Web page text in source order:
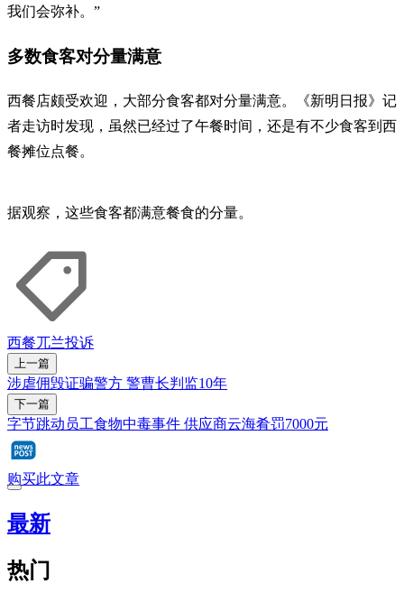
我们会弥补。”
多数食客对分量满意
西餐店颇受欢迎，大部分食客都对分量满意。《新明日报》记
者走访时发现，虽然已经过了午餐时间，还是有不少食客到西
餐摊位点餐。
据观察，这些食客都满意餐食的分量。
西餐兀兰投诉
上一篇
涉虐佣毁证骗警方 警曹长判监10年
下一篇
字节跳动员工食物中毒事件 供应商云海肴罚7000元
购买此文章
最新
热门